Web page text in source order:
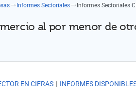
Informes Sectoriales Informes Sectoriales
al por menor de
EN CIFRAS INFORMES